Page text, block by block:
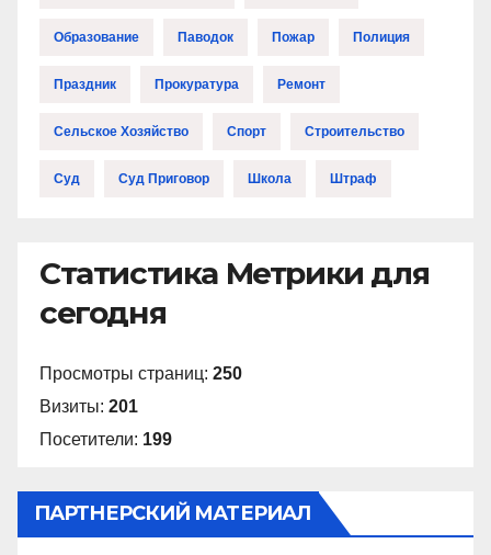
Образование Паводок Пожар Полиция
Праздник Прокуратура Ремонт
Сельское Хозяйство Спорт Строительство
Суд Суд Приговор Школа Штраф
Статистика Метрики для
сегодня
Просмотры страниц: 250
Визиты: 201
Посетители: 199
ПАРТНЕРСКИЙ МАТЕРИАЛ